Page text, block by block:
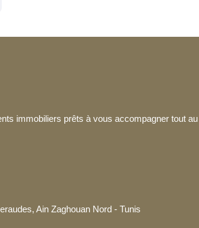
immobiliers prêts à vous accompagner tout
Ain Zaghouan Nord - Tunis